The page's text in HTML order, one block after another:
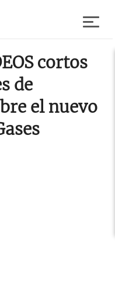
cortos
de
el nuevo